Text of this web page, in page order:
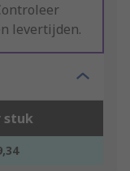
levertijden.
stuk